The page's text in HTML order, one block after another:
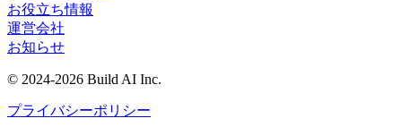
お役立ち情報
運営会社
お知らせ
© 2024-2026 Build AI Inc.
プライバシーポリシー